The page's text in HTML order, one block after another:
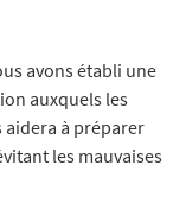
avons établi une
auxquels les
aidera à préparer
les mauvaises